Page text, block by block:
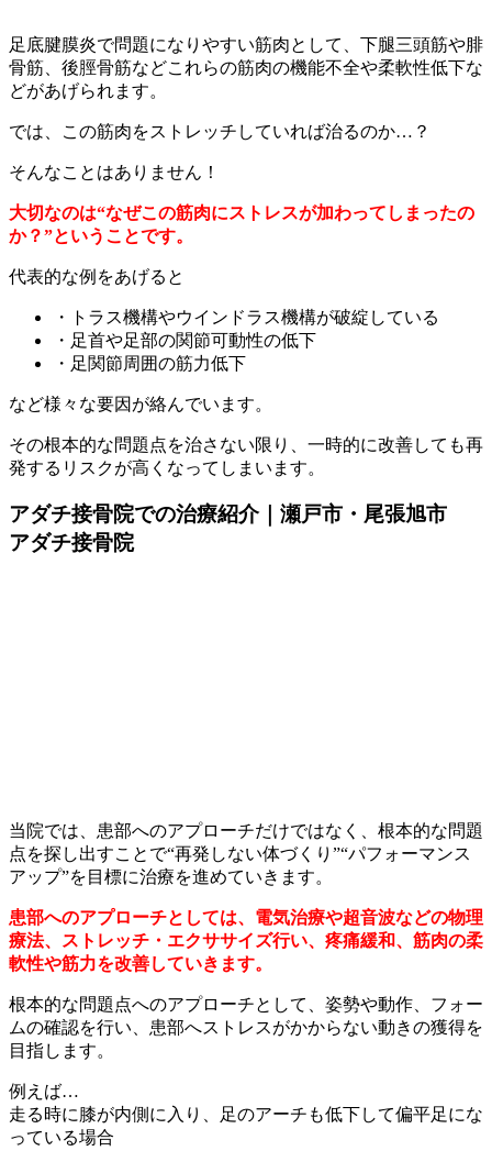
足底腱膜炎で問題になりやすい筋肉として、下腿三頭筋や腓
骨筋、後脛骨筋などこれらの筋肉の機能不全や柔軟性低下な
どがあげられます。
では、この筋肉をストレッチしていれば治るのか…？
そんなことはありません！
大切なのは“なぜこの筋肉にストレスが加わってしまったの
か？”ということです。
代表的な例をあげると
・トラス機構やウインドラス機構が破綻している
・足首や足部の関節可動性の低下
・足関節周囲の筋力低下
など様々な要因が絡んでいます。
その根本的な問題点を治さない限り、一時的に改善しても再
発するリスクが高くなってしまいます。
アダチ接骨院での治療紹介｜瀬戸市・尾張旭市
アダチ接骨院
当院では、患部へのアプローチだけではなく、根本的な問題
点を探し出すことで“再発しない体づくり”“パフォーマンス
アップ”を目標に治療を進めていきます。
患部へのアプローチとしては、電気治療や超音波などの物理
療法、ストレッチ・エクササイズ行い、疼痛緩和、筋肉の柔
軟性や筋力を改善していきます。
根本的な問題点へのアプローチとして、姿勢や動作、フォー
ムの確認を行い、患部へストレスがかからない動きの獲得を
目指します。
例えば…
走る時に膝が内側に入り、足のアーチも低下して偏平足にな
っている場合